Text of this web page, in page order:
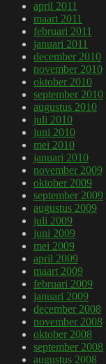
april 2011
maart 2011
februari 2011
januari 2011
december 2010
november 2010
oktober 2010
september 2010
augustus 2010
juli 2010
juni 2010
mei 2010
januari 2010
november 2009
oktober 2009
september 2009
augustus 2009
juli 2009
juni 2009
mei 2009
april 2009
maart 2009
februari 2009
januari 2009
december 2008
november 2008
oktober 2008
september 2008
augustus 2008